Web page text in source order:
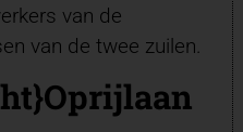
van de
van de twee zuilen.